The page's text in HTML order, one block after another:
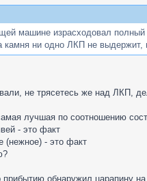
машине израсходовал
ни одно ЛКП не выдержит,
не трясетесь же над ЛКП,
лучшая по соотношению
- это факт
(нежное) - это факт
обнаружил царапину